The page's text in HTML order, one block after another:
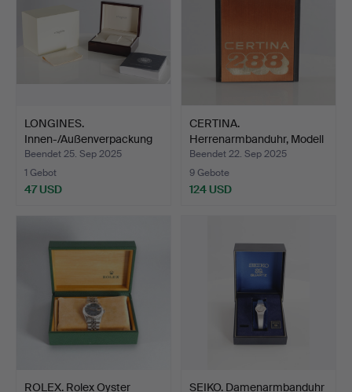
LONGINES.
Innen-/Außenverpackung
mit beili…
Beendet 25. Sep 2025
1 Gebot
47 USD
CERTINA.
Herrenarmbanduhr, Modell
288, Sta…
Beendet 22. Sep 2025
9 Gebote
124 USD
ROLEX. Rolex Oyster
SEIKO. Damenarmbanduhr